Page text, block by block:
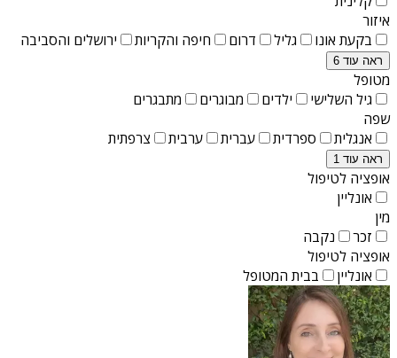
איזור
בקעת אונו
גליל דרום חיפה והקריות ירושלים והסביבה
ראה עוד 6
מטופל
גיל השלישי
ילדים מבוגרים
מתבגרים
שפה
אנגלית
ספרדית עברית ערבית צרפתית
ראה עוד 1
אופציה לטיפול
אונליין
מין
זכר
נקבה
אופציה לטיפול
אונליין
בבית המטופל